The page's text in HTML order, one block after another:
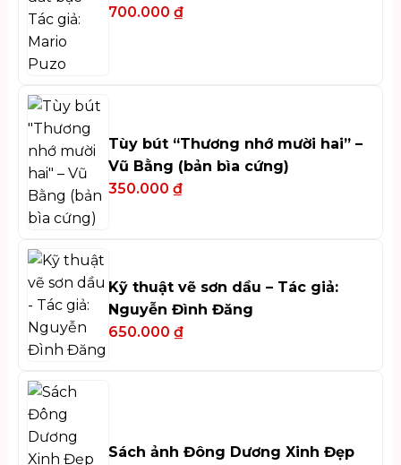
700.000 ₫
Tùy bút “Thương nhớ mười hai” –
Vũ Bằng (bản bìa cứng)
350.000 ₫
Kỹ thuật vẽ sơn dầu – Tác giả:
Nguyễn Đình Đăng
650.000 ₫
Sách ảnh Đông Dương Xinh Đẹp